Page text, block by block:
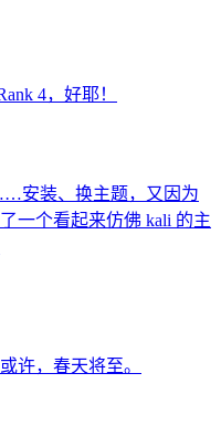
4，好耶！
安装、换主题，又因为
一个看起来仿佛 kali 的主
许，春天将至。